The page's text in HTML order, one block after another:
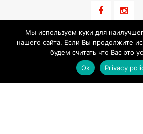
Информация для
Условия Продажи Обработка
Мы используем куки для
нашего сайта. Если Вы продолжите
будем считать что Вас это
Ok
Privacy